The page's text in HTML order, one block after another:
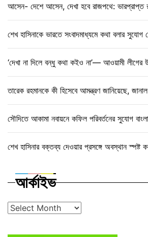
আসেন- দেশে আসেন, দেখা হবে রাজপথে: ভারপ্রাপ্ত
শেখ হাসিনাকে ভারতে সংবাদমাধ্যমে কথা বলার সুযোগ
‘দেখা না দিলে বন্ধু কথা কইও না’— আওয়ামী লীগের
তারেক রহমানকে কী হিসেবে আমন্ত্রণ জানিয়েছে,
সৌদিতে আকামা নবায়নে কফিল পরিবর্তনের সুযোগ
শেখ হাসিনার বক্তব্য দেওয়ার প্রসঙ্গে অবস্থান স্পষ্ট
আর্কাইভ
আর্কাইভ